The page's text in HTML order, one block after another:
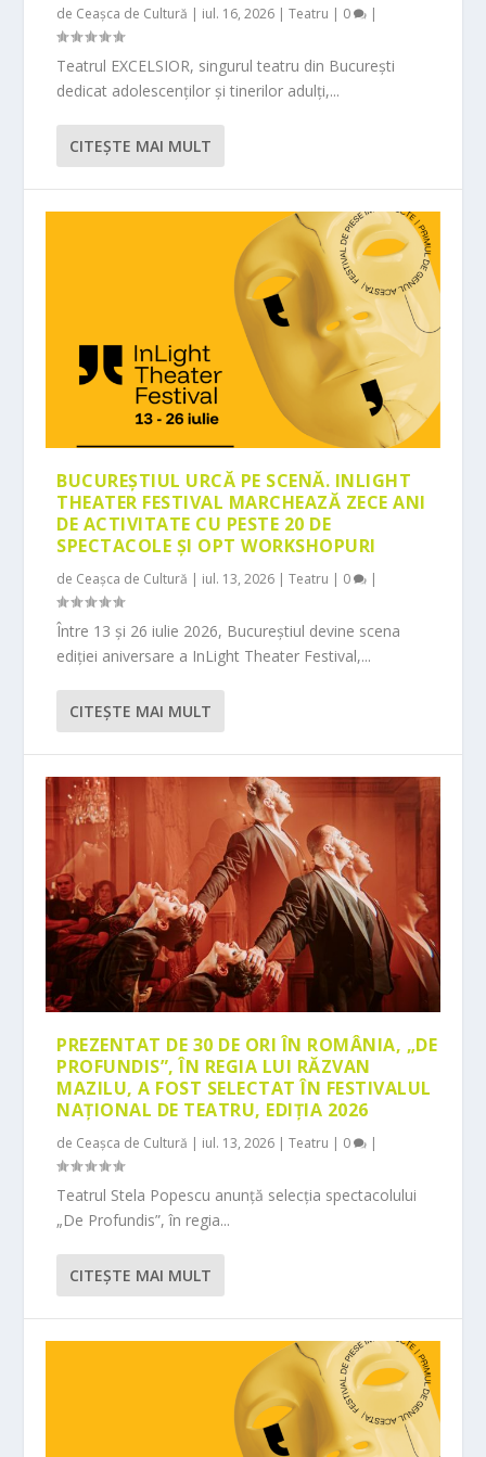
de Ceașca de Cultură | iul. 16, 2026 |Teatru | 0 |
Teatrul EXCELSIOR, singurul teatru din București
dedicat adolescenților și tinerilor adulți,...
CITEŞTE MAI MULT
BUCUREȘTIUL URCĂ PE SCENĂ. INLIGHT
THEATER FESTIVAL MARCHEAZĂ ZECE ANI
DE ACTIVITATE CU PESTE 20 DE
SPECTACOLE ȘI OPT WORKSHOPURI
de Ceașca de Cultură | iul. 13, 2026 |Teatru | 0 |
Între 13 și 26 iulie 2026, Bucureștiul devine scena
ediției aniversare a InLight Theater Festival,...
CITEŞTE MAI MULT
PREZENTAT DE 30 DE ORI ÎN ROMÂNIA, „DE
PROFUNDIS”, ÎN REGIA LUI RĂZVAN
MAZILU, A FOST SELECTAT ÎN FESTIVALUL
NAȚIONAL DE TEATRU, EDIȚIA 2026
de Ceașca de Cultură | iul. 13, 2026 |Teatru | 0 |
Teatrul Stela Popescu anunță selecția spectacolului
„De Profundis”, în regia...
CITEŞTE MAI MULT